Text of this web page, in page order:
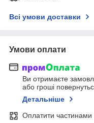
Всі умови доставки
Умови оплати
Ви отримаєте
або гроші
Детальніше
Оплатити частинами